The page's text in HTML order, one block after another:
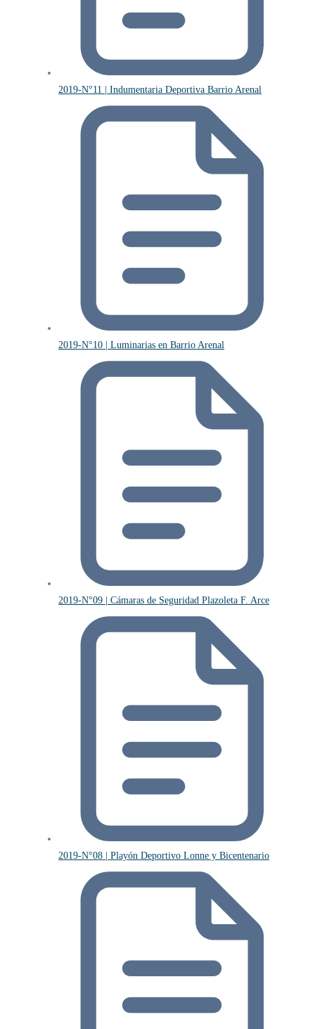
2019-N°11 | Indumentaria Deportiva Barrio Arenal
2019-N°10 | Luminarias en Barrio Arenal
2019-N°09 | Cámaras de Seguridad Plazoleta F. Arce
2019-N°08 | Playón Deportivo Lonne y Bicentenario